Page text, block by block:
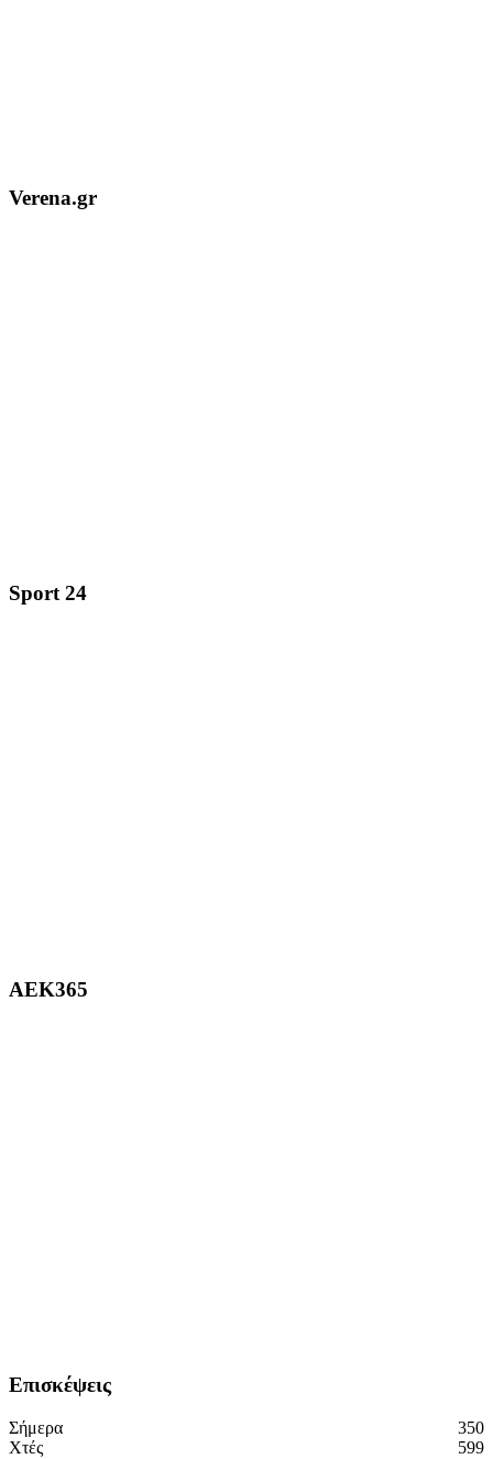
Verena.gr
Sport 24
ΑΕΚ365
Επισκέψεις
Σήμερα
350
Χτές
599